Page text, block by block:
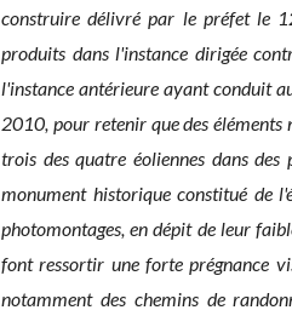
construire délivré par le préfet le
produits dans l'instance dirigée
l'instance antérieure ayant conduit
2010, pour retenir que des
trois des quatre éoliennes dans
monument historique constitué de
photomontages, en dépit de leur
font ressortir une forte prégnance
notamment des chemins de